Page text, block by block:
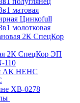
матовая
Цинкоfull
молотковая
2К СпецКор
2К СпецКор ЭП
110
АК НЕНС
ХВ-0278